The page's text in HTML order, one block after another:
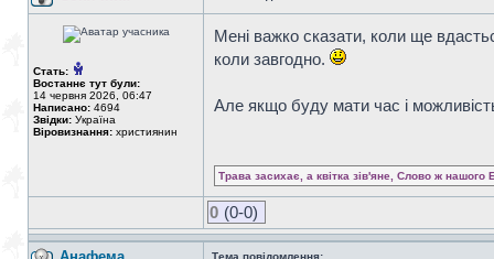
Стать:
Востаннє тут були:
14 червня 2026, 06:47
Написано: 4694
Звідки: Україна
Віровизнання: християнин
Мені важко сказати, коли ще
коли завгодно.
Але якщо буду мати час і
Трава засихає, а квітка зів'яне, Слово ж нашого
0 (0-0)
Тема повідомлення: